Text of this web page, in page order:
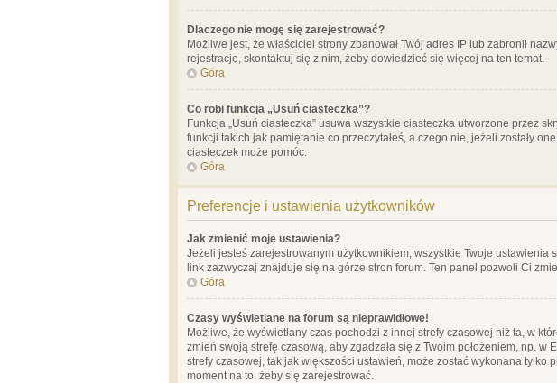
Dlaczego nie mogę się zarejestrować?
Możliwe jest, że właściciel strony zbanował Twój adres IP lub zabronił
rejestracje, skontaktuj się z nim, żeby dowiedzieć się więcej na ten temat.
Góra
Co robi funkcja „Usuń ciasteczka”?
Funkcja „Usuń ciasteczka” usuwa wszystkie ciasteczka utworzone przez
funkcji takich jak pamiętanie co przeczytałeś, a czego nie, jeżeli zostały
ciasteczek może pomóc.
Góra
Preferencje i ustawienia użytkowników
Jak zmienić moje ustawienia?
Jeżeli jesteś zarejestrowanym użytkownikiem, wszystkie Twoje
link zazwyczaj znajduje się na górze stron forum. Ten panel pozwoli Ci
Góra
Czasy wyświetlane na forum są nieprawidłowe!
Możliwe, że wyświetlany czas pochodzi z innej strefy czasowej niż ta, w
zmień swoją strefę czasową, aby zgadzała się z Twoim położeniem, np.
strefy czasowej, tak jak większości ustawień, może zostać wykonana
moment na to, żeby się zarejestrować.